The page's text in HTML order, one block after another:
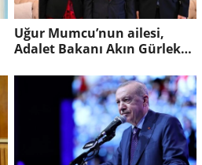
Uğur Mumcu’nun ailesi,
Adalet Bakanı Akın Gürlek